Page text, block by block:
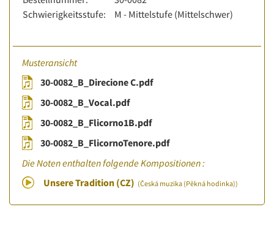
Schwierigkeitsstufe:
M - Mittelstufe (Mittelschwer)
Musteransicht
30-0082_B_Direcione C.pdf
30-0082_B_Vocal.pdf
30-0082_B_Flicorno1B.pdf
30-0082_B_FlicornoTenore.pdf
Die Noten enthalten folgende Kompositionen :
Unsere Tradition (CZ) (Česká muzika (Pěkná hodinka))